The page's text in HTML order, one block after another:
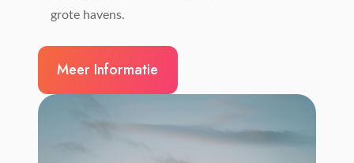
grote havens.
Meer Informatie